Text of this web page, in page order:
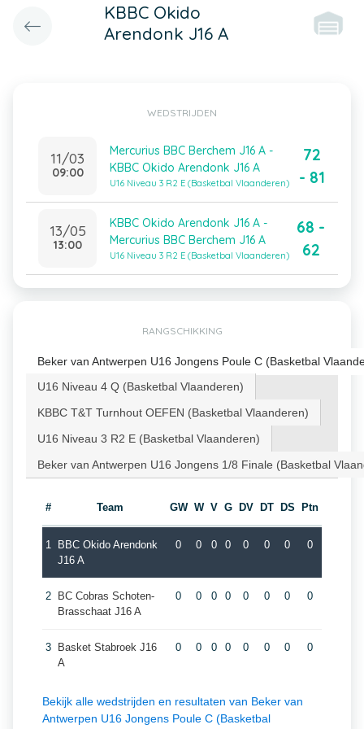
KBBC Okido
Arendonk J16 A
WEDSTRIJDEN
11/03
09:00
Mercurius BBC Berchem J16 A -
KBBC Okido Arendonk J16 A
U16 Niveau 3 R2 E (Basketbal Vlaanderen)
72
- 81
13/05
13:00
KBBC Okido Arendonk J16 A -
Mercurius BBC Berchem J16 A
U16 Niveau 3 R2 E (Basketbal Vlaanderen)
68 -
62
RANGSCHIKKING
Beker van Antwerpen U16 Jongens Poule C (Basketbal
U16 Niveau 4 Q (Basketbal Vlaanderen)
KBBC T&T Turnhout OEFEN (Basketbal Vlaanderen)
U16 Niveau 3 R2 E (Basketbal Vlaanderen)
Beker van Antwerpen U16 Jongens 1/8 Finale (Basketbal
# Team GW W V G DV DT DS Ptn
1
BBC Okido Arendonk
J16 A
0 0 0 0 0 0 0 0
2
BC Cobras Schoten-
Brasschaat J16 A
0 0 0 0 0 0 0 0
3
Basket Stabroek J16
A
0 0 0 0 0 0 0 0
Bekijk alle wedstrijden en resultaten van Beker van
Antwerpen U16 Jongens Poule C (Basketbal